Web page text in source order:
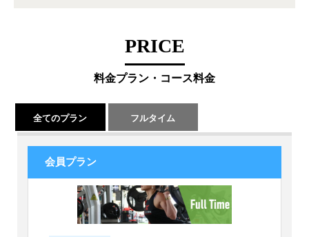
PRICE
料金プラン・コース料金
全てのプラン フルタイム
会員プラン